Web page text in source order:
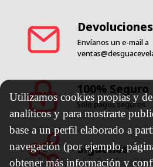
Devoluciones
Envíanos un e-mail a
100% Seguro
Solo pagos seguros
Síguenos
Utilizamos cookies propias y
analíticos y para mostrarte
base a un perfil elaborado a
navegación (por ejemplo,
obtener más información y